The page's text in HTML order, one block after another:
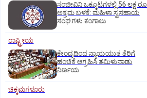
ಸಂಜೀವಿನಿ ಒಕ್ಕೂಟಗಳಲ್ಲಿ 56 ಲಕ್ಷ ರೂ.
ಅಕ್ರಮ ಬಳಕೆ: ಮಹಿಳಾ ಸ್ವಸಹಾಯ
ಸಂಘಗಳು ಕಂಗಾಲು
ರಾಷ್ಟ್ರೀಯ
ಕೇಂದ್ರದಿಂದ ನ್ಯಾಯಯುತ ತೆರಿಗೆ
ಹಂಚಿಕೆ ಆಗ್ರಹಿಸಿ ತಮಿಳುನಾಡು
ನಿರ್ಣಯ
ಚಿಕ್ಕಮಗಳೂರು